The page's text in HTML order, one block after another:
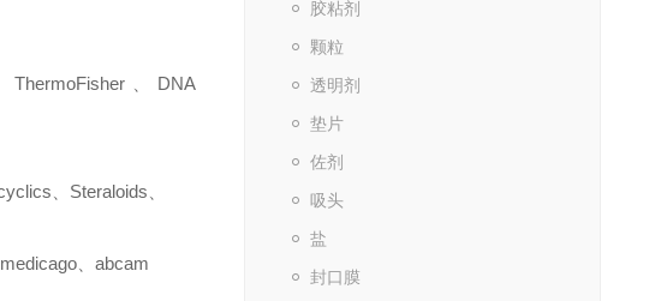
胶粘剂
颗粒
透明剂
垫片
佐剂
吸头
盐
封口膜
ThermoFisher、 DNA
Steraloids
medicago 、abcam